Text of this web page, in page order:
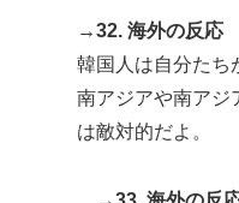
→32. 海外の反応
韓国人は自分たち
南アジアや南アジ
は敵対的だよ。